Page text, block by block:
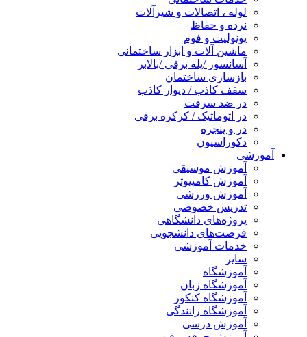
لوله ، اتصالات و شیرآلات
نرده و حفاظ
یونولیت و فوم
ماشین آلات و ابزار ساختمانی
آسانسور /پله برقی /بالابر
بازسازی ساختمان
سقف کاذب / دیوار کاذب
در ضد سرقت
در اتوماتیک / کرکره برقی
در و پنجره
دکوراسیون
آموزشی
آموزش موسیقی
آموزش کامپیوتر
آموزش ورزشی
تدریس خصوصی
پروژه‌های دانشگاهی
فرصت‌های دانشجویی
خدمات آموزشی
سایر
آموزشگاه
آموزشگاه زبان
آموزشگاه کنکور
آموزشگاه رانندگی
آموزش درسی